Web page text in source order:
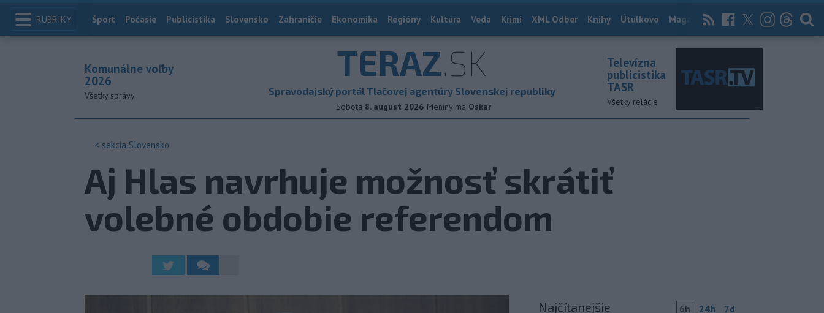
RUBRIKY Index
Šport Počasie Publicistika Slovensko Zahraničie Ekonomika Regióny Kultúra Veda Krimi XML Odber Knihy Útulkovo Magazín News Now Archív
TERAZ.SK
Spravodajský portál Tlačovej agentúry Slovenskej republiky
Sobota 8. august 2026 Meniny má Oskar
Komunálne voľby
2026
Všetky správy
Televízna
publicistika
TASR
Všetky relácie
< sekcia Slovensko
Aj Hlas navrhuje možnosť skrátiť
volebné obdobie referendom
Najčítanejšie 6h 24h 7d